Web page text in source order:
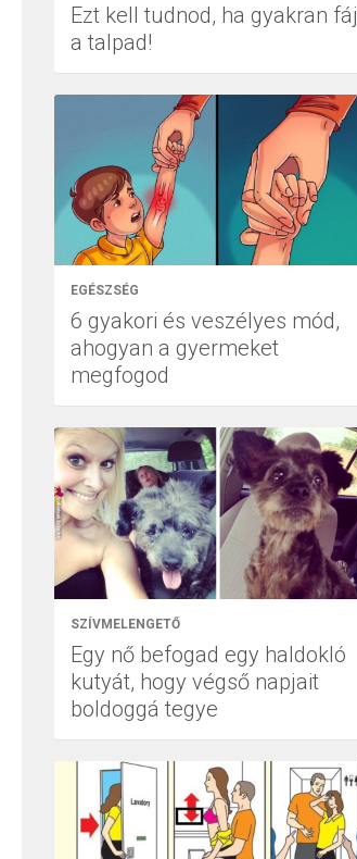
Ezt kell tudnod, ha gyakran fáj
a talpad!
EGÉSZSÉG
6 gyakori és veszélyes mód,
ahogyan a gyermeket
megfogod
SZÍVMELENGETŐ
Egy nő befogad egy haldokló
kutyát, hogy végső napjait
boldoggá tegye